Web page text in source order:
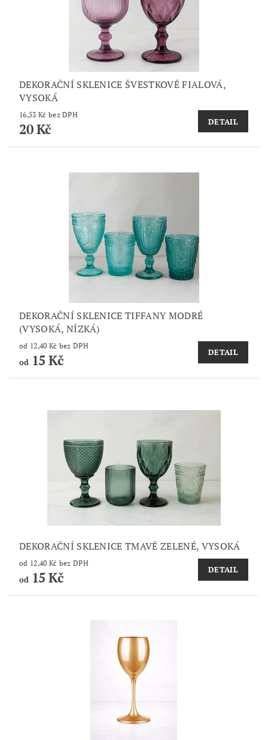
DEKORAČNÍ SKLENICE ŠVESTKOVĚ FIALOVÁ,
VYSOKÁ
16,53 Kč bez DPH
20 Kč DETAIL
DEKORAČNÍ SKLENICE TIFFANY MODRÉ
(VYSOKÁ, NÍZKÁ)
od 12,40 Kč bez DPH
od15 Kč DETAIL
DEKORAČNÍ SKLENICE TMAVĚ ZELENÉ, VYSOKÁ
od 12,40 Kč bez DPH
od15 Kč DETAIL